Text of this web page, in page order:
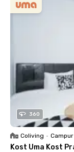
360
Coliving • Campur
Kost Uma Kost